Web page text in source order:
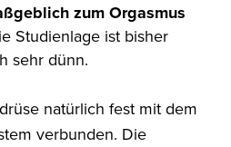
zum Orgasmus
Studienlage ist bisher
sehr dünn.
natürlich fest mit dem
verbunden. Die